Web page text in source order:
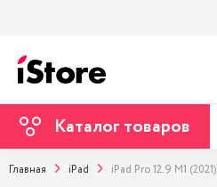
Каталог товаров
Главная iPad iPad Pro 12.9 M1 (2021)